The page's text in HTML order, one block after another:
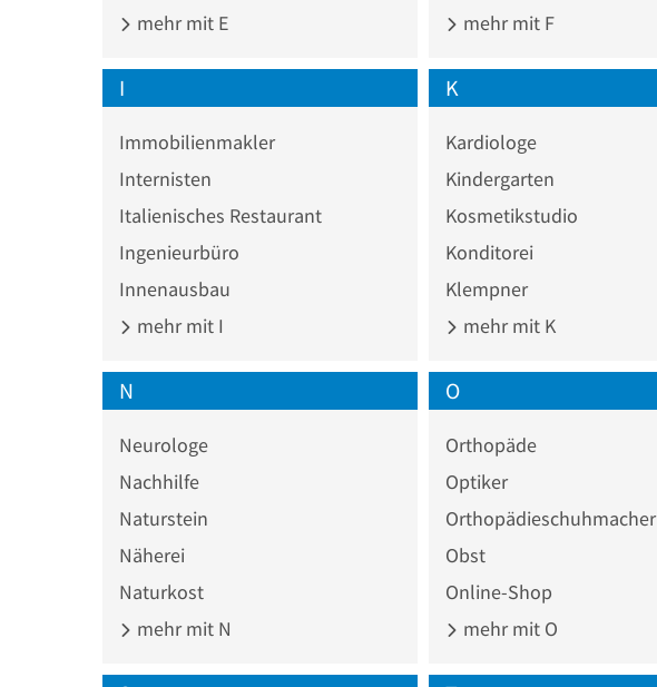
mehr mit E
mehr mit F
I
Immobilienmakler
Internisten
Italienisches Restaurant
Ingenieurbüro
Innenausbau
mehr mit I
K
Kardiologe
Kindergarten
Kosmetikstudio
Konditorei
Klempner
mehr mit K
N
Neurologe
Nachhilfe
Naturstein
Näherei
Naturkost
mehr mit N
O
Orthopäde
Optiker
Orthopädieschuhmacher
Obst
Online-Shop
mehr mit O